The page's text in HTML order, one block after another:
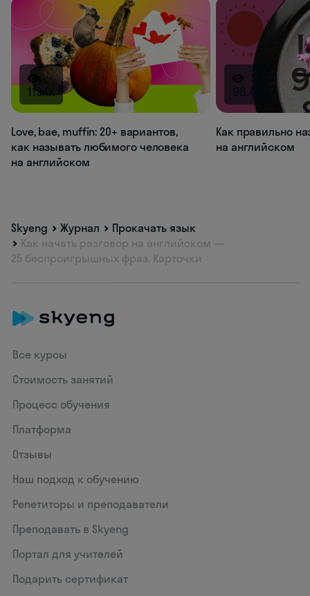
113.1K
Love, bae, muffin: 20+ вариантов,
как называть любимого человека
на английском
98.4K
Как правильно
на английском
Skyeng Журнал
Прокачать язык
Как начать разговор на английском —
25 беспроигрышных фраз. Карточки
Все курсы
Стоимость занятий
Процесс обучения
Платформа
Отзывы
Наш подход к обучению
Репетиторы и преподаватели
Преподавать в Skyeng
Портал для учителей
Подарить сертификат